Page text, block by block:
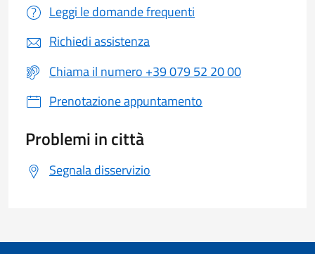
Leggi le domande frequenti
Richiedi assistenza
Chiama il numero +39 079 52 20 00
Prenotazione appuntamento
Problemi in città
Segnala disservizio